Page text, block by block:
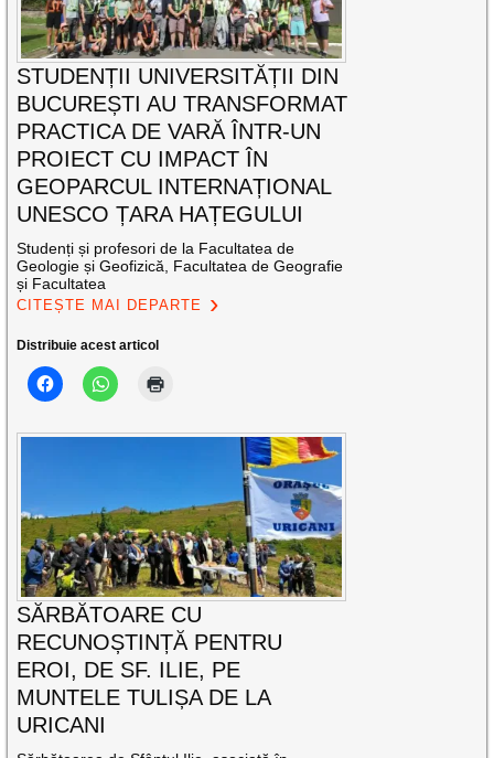
STUDENȚII UNIVERSITĂȚII DIN
BUCUREȘTI AU TRANSFORMAT
PRACTICA DE VARĂ ÎNTR-UN
PROIECT CU IMPACT ÎN
GEOPARCUL INTERNAȚIONAL
UNESCO ȚARA HAȚEGULUI
Studenți și profesori de la Facultatea de
Geologie și Geofizică, Facultatea de Geografie
și Facultatea
CITEȘTE MAI DEPARTE
Distribuie acest articol
SĂRBĂTOARE CU
RECUNOȘTINȚĂ PENTRU
EROI, DE SF. ILIE, PE
MUNTELE TULIȘA DE LA
URICANI